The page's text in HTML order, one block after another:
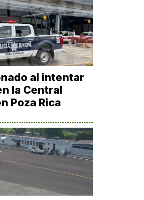
al intentar
la Central
Poza Rica